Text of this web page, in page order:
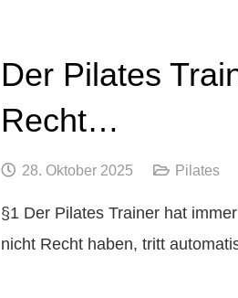
Der Pilates
Recht…
28. Oktober 2025 Pilates
§1 Der Pilates Trainer hat
nicht Recht haben, tritt